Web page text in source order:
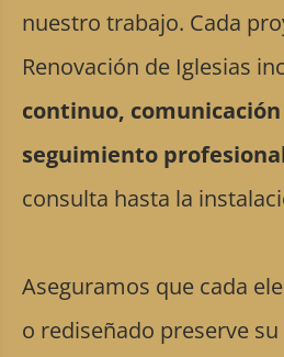
nuestro trabajo. Cada
Renovación de Iglesias
continuo,
seguimiento
consulta hasta la
Aseguramos que cada
o rediseñado preserve